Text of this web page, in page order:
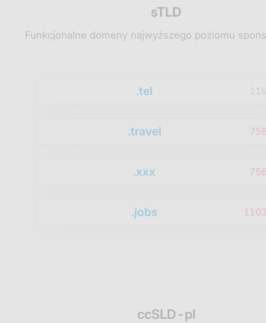
sTLD
Funkcjonalne domeny najwyższego poziomu
.tel
.travel
.xxx
.jobs
ccSLD-pl